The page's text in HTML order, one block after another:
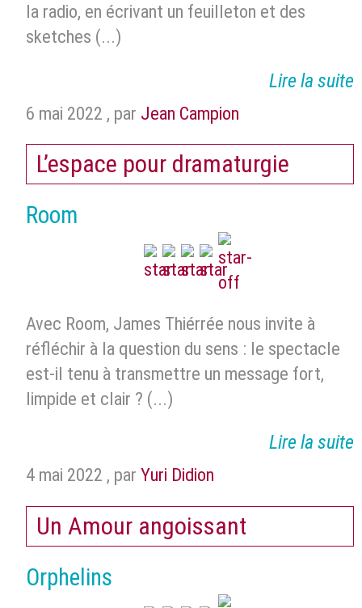
la radio, en écrivant un feuilleton et des
sketches (...)
Lire la suite
6 mai 2022 , par Jean Campion
L’espace pour dramaturgie
Room
Avec Room, James Thiérrée nous invite à
réfléchir à la question du sens : le spectacle
est-il tenu à transmettre un message fort,
limpide et clair ? (...)
Lire la suite
4 mai 2022 , par Yuri Didion
Un Amour angoissant
Orphelins